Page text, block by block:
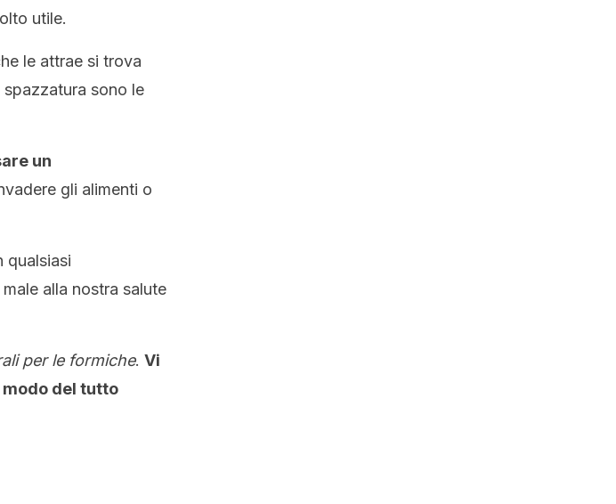
utile.
le attrae si trova
sono le
un
gli alimenti o
qualsiasi
alla nostra salute
per le formiche. Vi
del tutto